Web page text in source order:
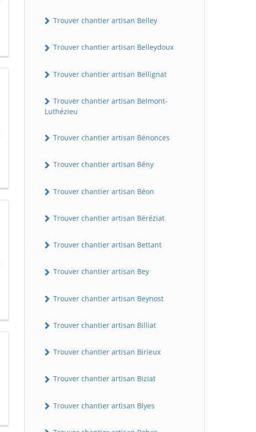
Trouver chantier artisan Belley
Trouver chantier artisan Belleydoux
Trouver chantier artisan Bellignat
Trouver chantier artisan Belmont-
Luthézieu
Trouver chantier artisan Bénonces
Trouver chantier artisan Bény
Trouver chantier artisan Béon
Trouver chantier artisan Béréziat
Trouver chantier artisan Bettant
Trouver chantier artisan Bey
Trouver chantier artisan Beynost
Trouver chantier artisan Billiat
Trouver chantier artisan Birieux
Trouver chantier artisan Biziat
Trouver chantier artisan Blyes